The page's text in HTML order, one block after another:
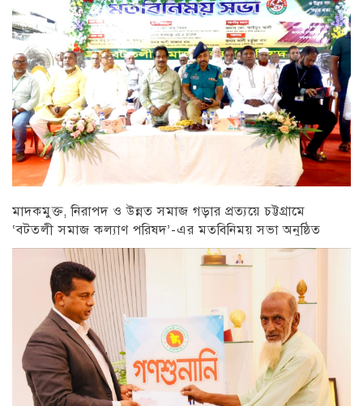
মাদকমুক্ত, নিরাপদ ও উন্নত সমাজ গড়ার প্রত্যয়ে চট্টগ্রামে
‘বটতলী সমাজ কল্যাণ পরিষদ’-এর মতবিনিময় সভা অনুষ্ঠিত
চট্টগ্রাম